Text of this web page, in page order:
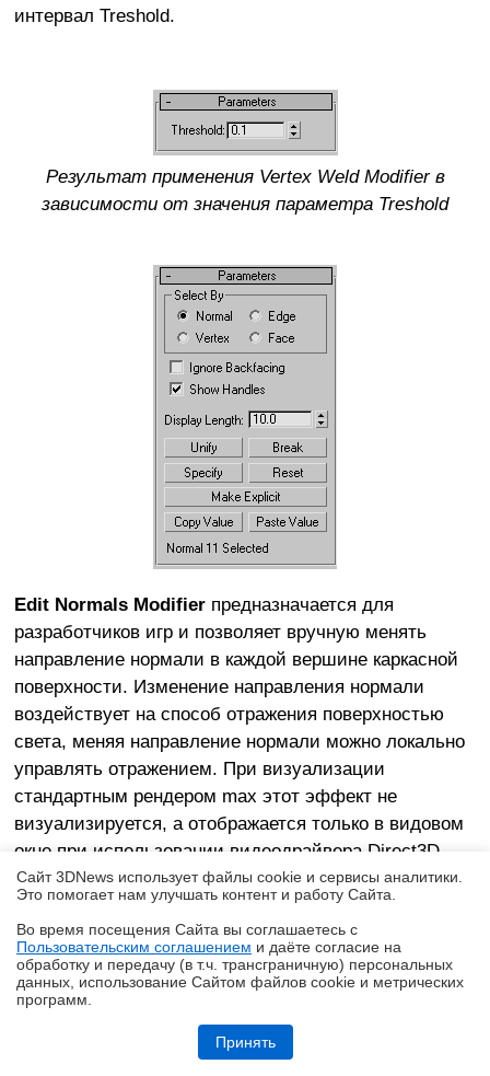
Обзор Infinix SMART 20: каким может быть бюджетный смартфон в
интервал Treshold.
Результат применения Vertex Weld Modifier в
зависимости от значения параметра Treshold
Edit Normals Modifierпредназначается для
разработчиков игр и позволяет вручную менять
направление нормали в каждой вершине каркасной
поверхности. Изменение направления нормали
воздействует на способ отражения поверхностью
света, меняя направление нормали можно локально
управлять отражением. При визуализации
стандартным рендером max этот эффект не
визуализируется, а отображается только в видовом
окне при использовании видеодрайвера Direct3D.
Слои
Идея механизма слоев пришла в max из
архитектурных программ. Каждый объект в сцене
способ отображения в видовых окнах,
Сайт 3DNews использует файлы cookie и сервисы аналитики.
Это помогает нам улучшать контент и работу Cайта.
Во время посещения Cайта вы соглашаетесь с
Пользовательским соглашением и даёте согласие на
обработку и передачу (в т.ч. трансграничную) персональных
данных, использование Cайтом файлов cookie и метрических
программ.
Принять